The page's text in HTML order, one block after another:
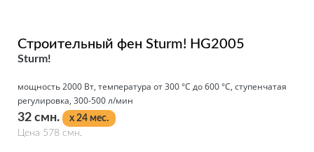
Строительный фен Sturm! HG2005
Sturm!
мощность 2000 Вт, температура от 300 °С до 600 °С, ступенчатая
регулировка, 300-500 л/мин
32 смн.
x 24 мес.
Цена 578 смн.